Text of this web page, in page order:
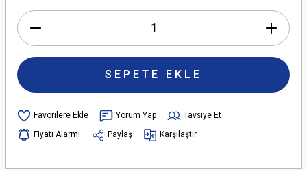
SEPETE EKLE
Yorum Yap
Tavsiye Et
Fiyatı Alarmı
Paylaş Karşılaştır